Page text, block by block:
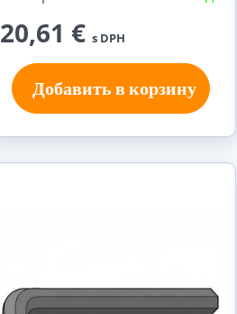
20,61 € s DPH
Добавить в корзину